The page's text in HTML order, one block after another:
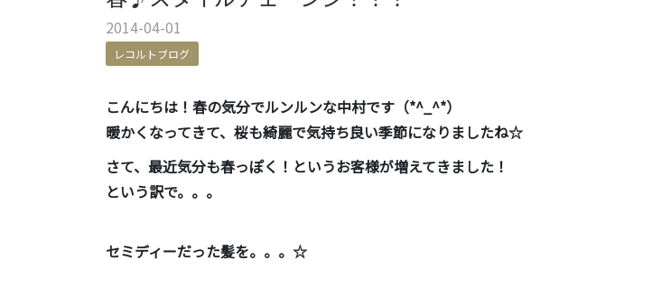
2014-04-01
レコルトブログ
こんにちは！春の気分でルンルンな中村です（*^_^*）
暖かくなってきて、桜も綺麗で気持ち良い季節になりましたね☆
さて、最近気分も春っぽく！というお客様が増えてきました！
という訳で。。。
セミディーだった髪を。。。☆